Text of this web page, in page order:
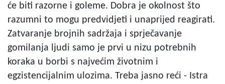
će biti razorne i goleme. Dobra je okolnost što
razumni to mogu predvidjeti i unaprijed reagirati.
Zatvaranje brojnih sadržaja i sprječavanje
gomilanja ljudi samo je prvi u nizu potrebnih
koraka u borbi s najvećim životnim i
egzistencijalnim ulozima. Treba jasno reći - Istra